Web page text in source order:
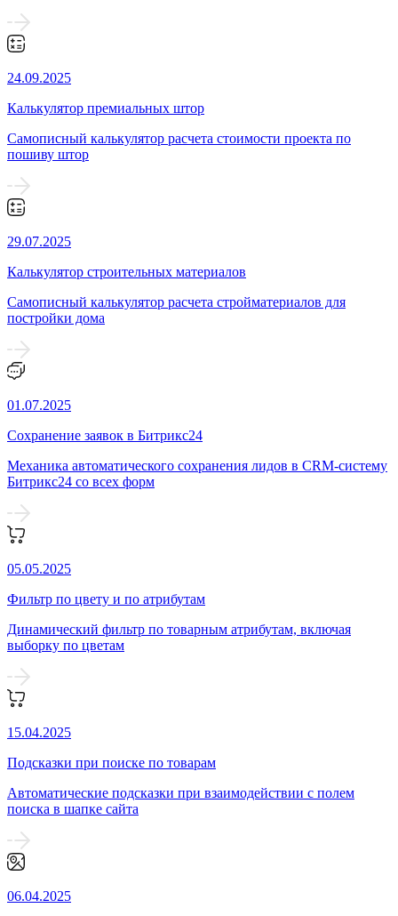
24.09.2025
Калькулятор премиальных штор
Самописный калькулятор расчета стоимости проекта по
пошиву штор
29.07.2025
Калькулятор строительных материалов
Самописный калькулятор расчета стройматериалов для
постройки дома
01.07.2025
Сохранение заявок в Битрикс24
Механика автоматического сохранения лидов в CRM-систему
Битрикс24 со всех форм
05.05.2025
Фильтр по цвету и по атрибутам
Динамический фильтр по товарным атрибутам, включая
выборку по цветам
15.04.2025
Подсказки при поиске по товарам
Автоматические подсказки при взаимодействии с полем
поиска в шапке сайта
06.04.2025